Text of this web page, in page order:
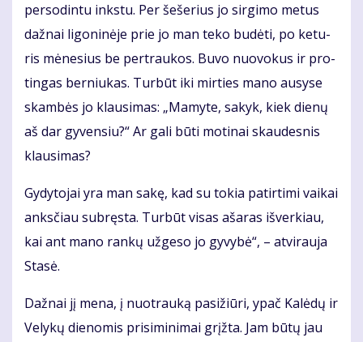
per­so­din­tu inks­tu. Per še­še­rius jo sir­gi­mo me­tus
daž­nai li­go­ni­nė­je prie jo man te­ko bu­dė­ti, po ke­tu­
ris mė­ne­sius be per­trau­kos. Bu­vo nuo­vo­kus ir pro­
tin­gas ber­niu­kas. Tur­būt iki mir­ties ma­no au­sy­se
skam­bės jo klau­si­mas: „Ma­my­te, sa­kyk, kiek die­nų
aš dar gy­ven­siu?“ Ar ga­li bū­ti mo­ti­nai skau­des­nis
klau­si­mas?
Gy­dy­to­jai yra man sa­kę, kad su to­kia pa­tir­ti­mi vai­kai
anks­čiau su­bręs­ta. Tur­būt vi­sas aša­ras iš­ver­kiau,
kai ant ma­no ran­kų už­ge­so jo gy­vy­bė“, – at­vi­rau­ja
Sta­sė.
Daž­nai jį me­na, į nuo­trau­ką pa­si­žiū­ri, ypač Ka­lė­dų ir
Ve­ly­kų die­no­mis pri­si­mi­ni­mai grįž­ta. Jam bū­tų jau